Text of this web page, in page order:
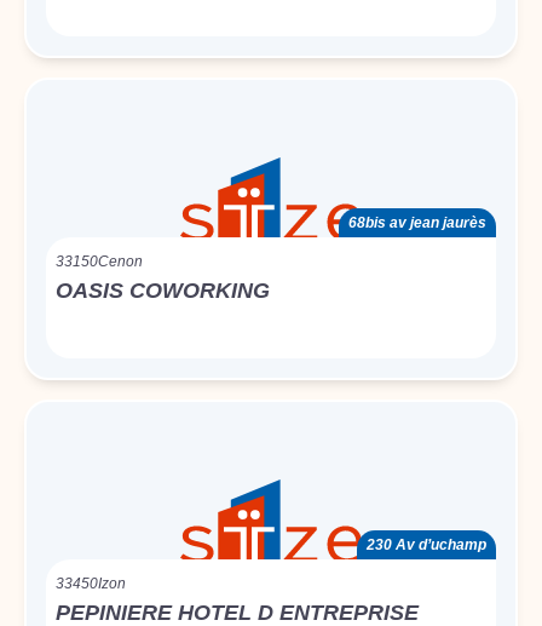
68bis av jean jaurès
33150Cenon
OASIS COWORKING
230 Av d’uchamp
33450Izon
PEPINIERE HOTEL D ENTREPRISE